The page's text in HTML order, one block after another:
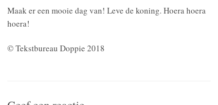
Maak er een mooie dag van! Leve de koning. Hoera hoera
hoera!
© Tekstbureau Doppie 2018